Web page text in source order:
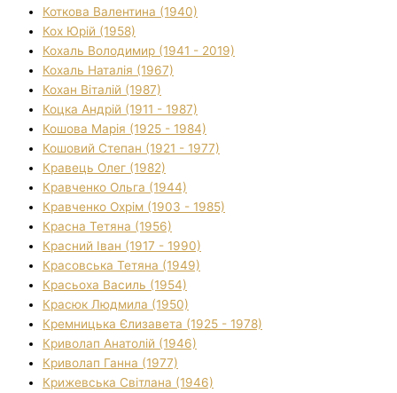
Коткова Валентина (1940)
Кох Юрій (1958)
Кохаль Володимир (1941 - 2019)
Кохаль Наталія (1967)
Кохан Віталій (1987)
Коцка Андрій (1911 - 1987)
Кошова Марія (1925 - 1984)
Кошовий Степан (1921 - 1977)
Кравець Олег (1982)
Кравченко Ольга (1944)
Кравченко Охрім (1903 - 1985)
Красна Тетяна (1956)
Красний Іван (1917 - 1990)
Красовська Тетяна (1949)
Красьоха Василь (1954)
Красюк Людмила (1950)
Кремницька Єлизавета (1925 - 1978)
Криволап Анатолій (1946)
Криволап Ганна (1977)
Крижевська Світлана (1946)